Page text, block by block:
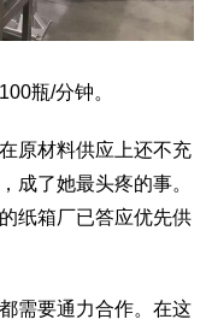
瓶/分钟。
材料供应上还不充
成了她最头疼的事。
纸箱厂已答应优先供
要通力合作。在这